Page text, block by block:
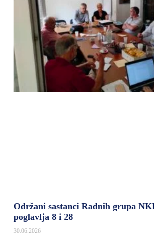
Održani sastanci Radnih grupa
poglavlja 8 i 28
30.06.2026